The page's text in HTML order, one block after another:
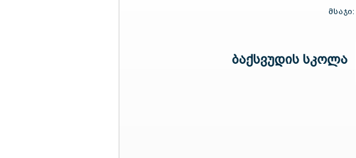
მსაჯი:
ბაქსვუდის სკოლა